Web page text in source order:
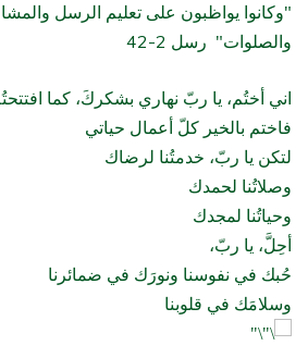
"وكانوا يواظبون على تعليم الرسل
والصلوات" رسل 2-42
اني أختُم، يا ربّ نهاري بشكركَ، كما
فاختم بالخير كلّ أعمال حياتي
لتكن يا ربّ، خدمتُنا لرضاك
وصلاتُنا لحمدك
وحياتُنا لمجدك
أحِلَّ، يا ربّ،
حُبك في نفوسنا ونورَك في ضمائرنا
وسلامَك في قلوبنا